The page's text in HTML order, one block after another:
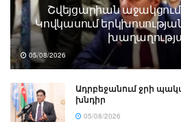
Շվեյցարիան
Կովկասում
05/08/2026
Ադրբեջանում ջրի
խնդիր
05/08/2026